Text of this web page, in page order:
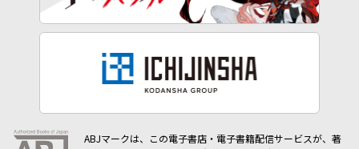
ABJマークは、この電子書店・電子書籍配信サービスが、著